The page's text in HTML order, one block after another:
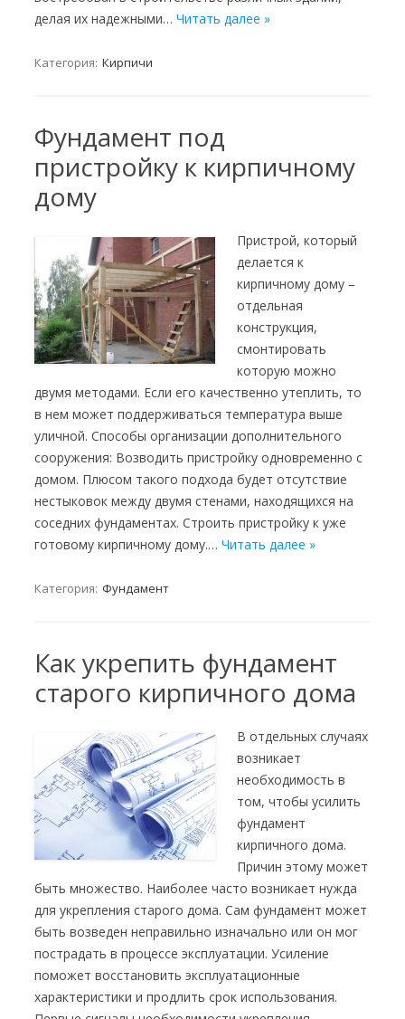
делая их надежными… Читать далее »
Категория: Кирпичи
Фундамент под
пристройку к кирпичному
дому
Пристрой, который
делается к
кирпичному дому –
отдельная
конструкция,
смонтировать
которую можно
двумя методами. Если его качественно утеплить, то
в нем может поддерживаться температура выше
уличной. Способы организации дополнительного
сооружения: Возводить пристройку одновременно с
домом. Плюсом такого подхода будет отсутствие
нестыковок между двумя стенами, находящихся на
соседних фундаментах. Строить пристройку к уже
готовому кирпичному дому.… Читать далее »
Категория: Фундамент
Как укрепить фундамент
старого кирпичного дома
В отдельных случаях
возникает
необходимость в
том, чтобы усилить
фундамент
кирпичного дома.
Причин этому может
быть множество. Наиболее часто возникает нужда
для укрепления старого дома. Сам фундамент может
быть возведен неправильно изначально или он мог
пострадать в процессе эксплуатации. Усиление
поможет восстановить эксплуатационные
характеристики и продлить срок использования.